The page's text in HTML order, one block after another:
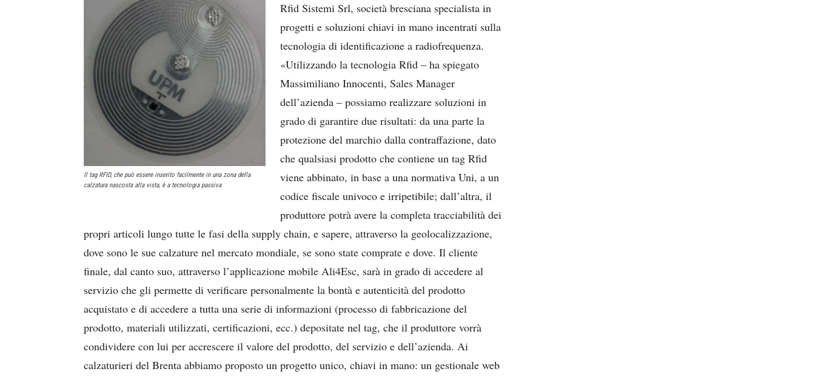
Il tag RFID, che può essere inserito facilmente in una zona della
calzatura nascosta alla vista, è a tecnologia passiva
Rfid Sistemi Srl, società bresciana specialista in
progetti e soluzioni chiavi in mano incentrati sulla
tecnologia di identificazione a radiofrequenza.
«Utilizzando la tecnologia Rfid – ha spiegato
Massimiliano Innocenti, Sales Manager
dell’azienda – possiamo realizzare soluzioni in
grado di garantire due risultati: da una parte la
protezione del marchio dalla contraffazione, dato
che qualsiasi prodotto che contiene un tag Rfid
viene abbinato, in base a una normativa Uni, a un
codice fiscale univoco e irripetibile; dall’altra, il
produttore potrà avere la completa tracciabilità dei
propri articoli lungo tutte le fasi della supply chain, e sapere, attraverso la geolocalizzazione,
dove sono le sue calzature nel mercato mondiale, se sono state comprate e dove. Il cliente
finale, dal canto suo, attraverso l’applicazione mobile Ali4Esc, sarà in grado di accedere al
servizio che gli permette di verificare personalmente la bontà e autenticità del prodotto
acquistato e di accedere a tutta una serie di informazioni (processo di fabbricazione del
prodotto, materiali utilizzati, certificazioni, ecc.) depositate nel tag, che il produttore vorrà
condividere con lui per accrescere il valore del prodotto, del servizio e dell’azienda. Ai
calzaturieri del Brenta abbiamo proposto un progetto unico, chiavi in mano: un gestionale web